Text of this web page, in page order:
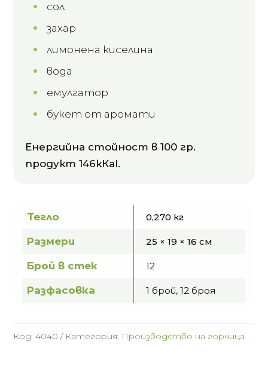
сол
захар
лимонена киселина
вода
емулгатор
букет от аромати
Енергийна стойност в 100 гр.
продукт 146кКаl.
Тегло 0,270 кг
Размери 25 × 19 × 16 см
Брой в стек 12
Разфасовка 1 брой, 12 броя
Код: 4040 Категория: Производство на горчица